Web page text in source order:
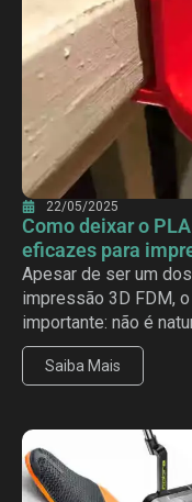
22/05/2025
Como deixar o
eficazes para
Apesar de ser um
impressão 3D FDM,
importante: não é
Saiba Mais